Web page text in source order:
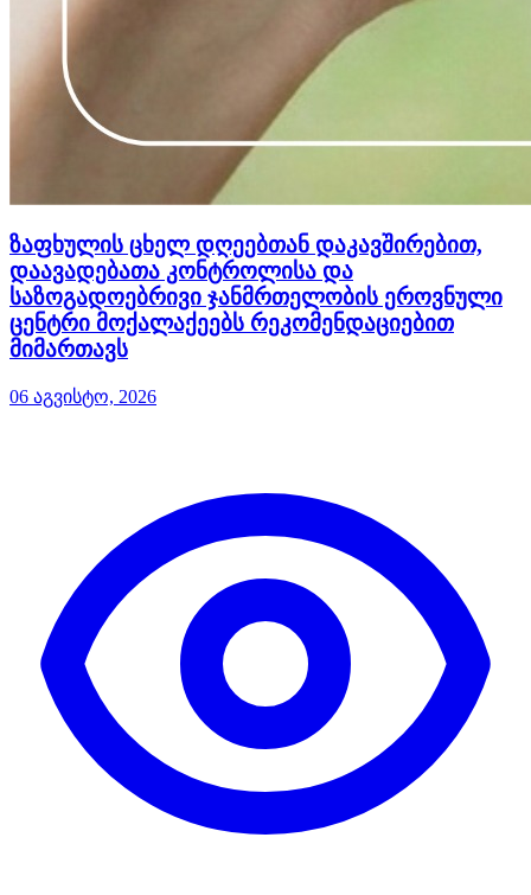
ზაფხულის ცხელ დღეებთან დაკავშირებით,
დაავადებათა კონტროლისა და
საზოგადოებრივი ჯანმრთელობის ეროვნული
ცენტრი მოქალაქეებს რეკომენდაციებით
მიმართავს
06 აგვისტო, 2026